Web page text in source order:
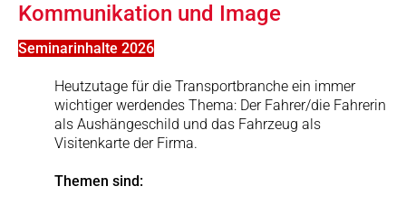
Kommunikation und Image
Seminarinhalte 2026
Heutzutage für die Transportbranche ein immer
wichtiger werdendes Thema: Der Fahrer/die Fahrerin
als Aushängeschild und das Fahrzeug als
Visitenkarte der Firma.
Themen sind: